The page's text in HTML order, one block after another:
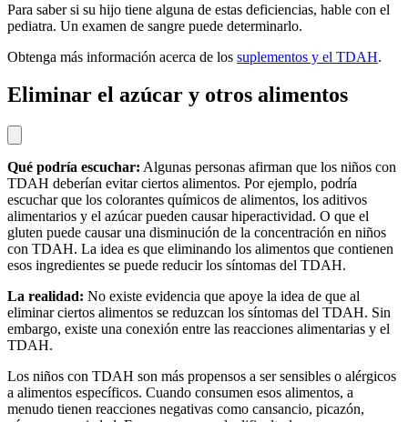
Para saber si su hijo tiene alguna de estas deficiencias, hable con el
pediatra. Un examen de sangre puede determinarlo.
Obtenga más información acerca de los suplementos y el TDAH.
Eliminar el azúcar y otros alimentos
Qué podría escuchar: Algunas personas afirman que los niños con
TDAH deberían evitar ciertos alimentos. Por ejemplo, podría
escuchar que los colorantes químicos de alimentos, los aditivos
alimentarios y el azúcar pueden causar hiperactividad. O que el
gluten puede causar una disminución de la concentración en niños
con TDAH. La idea es que eliminando los alimentos que contienen
esos ingredientes se puede reducir los síntomas del TDAH.
La realidad: No existe evidencia que apoye la idea de que al
eliminar ciertos alimentos se reduzcan los síntomas del TDAH. Sin
embargo, existe una conexión entre las reacciones alimentarias y el
TDAH.
Los niños con TDAH son más propensos a ser sensibles o alérgicos
a alimentos específicos. Cuando consumen esos alimentos, a
menudo tienen reacciones negativas como cansancio, picazón,